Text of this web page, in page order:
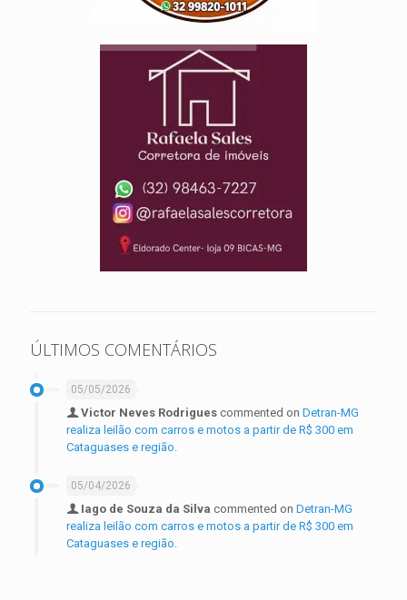
ÚLTIMOS COMENTÁRIOS
05/05/2026
Victor Neves Rodrigues commented on Detran-MG
realiza leilão com carros e motos a partir de R$ 300 em
Cataguases e região.
05/04/2026
Iago de Souza da Silva commented on Detran-MG
realiza leilão com carros e motos a partir de R$ 300 em
Cataguases e região.